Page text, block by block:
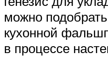
можно
кухонной
в процессе